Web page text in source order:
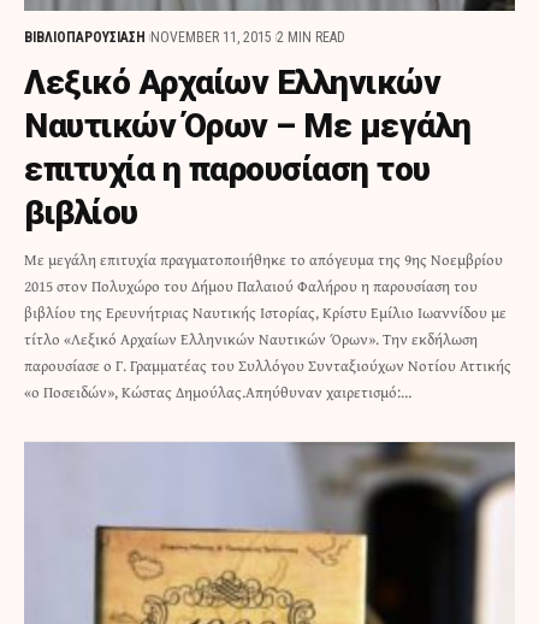
ΒΙΒΛΙΟΠΑΡΟΥΣΙΑΣΗ NOVEMBER 11, 2015 2 MIN READ
Λεξικό Αρχαίων Ελληνικών
Ναυτικών Όρων – Με μεγάλη
επιτυχία η παρουσίαση του
βιβλίου
Με μεγάλη επιτυχία πραγματοποιήθηκε το απόγευμα της 9ης Νοεμβρίου
2015 στον Πολυχώρο του Δήμου Παλαιού Φαλήρου η παρουσίαση του
βιβλίου της Ερευνήτριας Ναυτικής Ιστορίας, Κρίστυ Εμίλιο Ιωαννίδου με
τίτλο «Λεξικό Αρχαίων Ελληνικών Ναυτικών Όρων». Την εκδήλωση
παρουσίασε ο Γ. Γραμματέας του Συλλόγου Συνταξιούχων Νοτίου Αττικής
«ο Ποσειδών», Κώστας Δημούλας.Απηύθυναν χαιρετισμό:…